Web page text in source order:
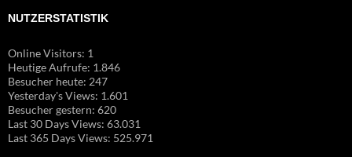
NUTZERSTATISTIK
Online Visitors: 1
Heutige Aufrufe: 1.846
Besucher heute: 247
Yesterday's Views: 1.601
Besucher gestern: 620
Last 30 Days Views: 63.031
Last 365 Days Views: 525.971